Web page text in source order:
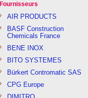
Fournisseurs
AIR PRODUCTS
BASF Construction
Chemicals France
BENE INOX
BITO SYSTEMES
Bürkert Contromatic SAS
CPG Europe